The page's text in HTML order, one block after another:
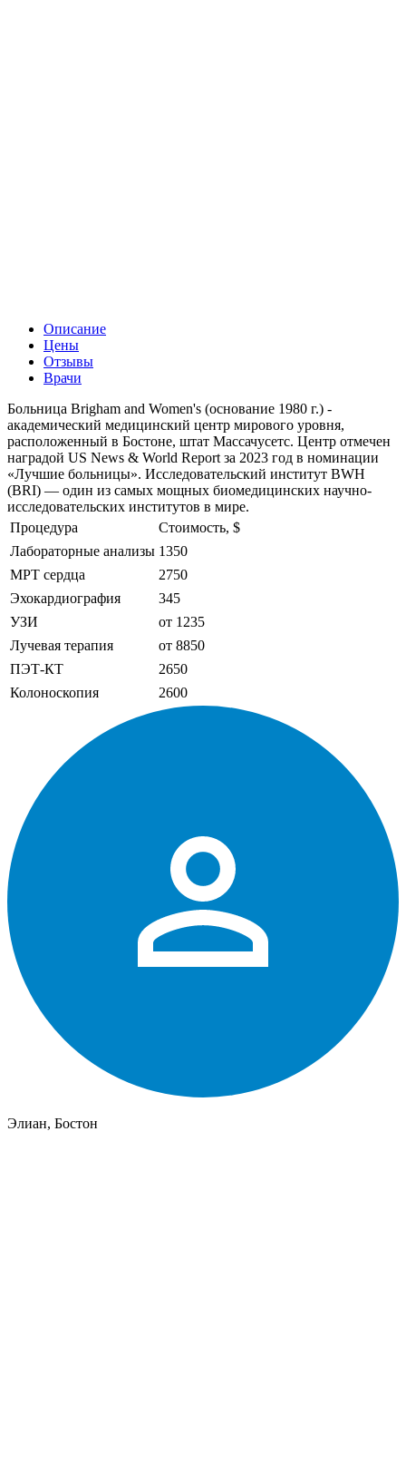
Описание
Цены
Отзывы
Врачи
Больница Brigham and Women's (основание 1980 г.) -
академический медицинский центр мирового уровня,
расположенный в Бостоне, штат Массачусетс. Центр отмечен
наградой US News & World Report за 2023 год в номинации
«Лучшие больницы». Исследовательский институт BWH
(BRI) — один из самых мощных биомедицинских научно-
исследовательских институтов в мире.
Процедура
Стоимость, $
Лабораторные анализы 1350
МРТ сердца
2750
Эхокардиография
345
УЗИ
от 1235
Лучевая терапия
от 8850
ПЭТ-КТ
2650
Колоноскопия
2600
Элиан, Бостон